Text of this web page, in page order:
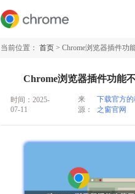
当前位置： 首页 > Chrome浏览器插件功
Chrome浏览器插件功能
时间：2025-
07-11
来
源：
下载官方
之窗官网